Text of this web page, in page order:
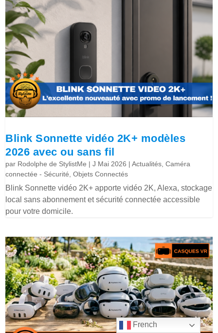
Blink Sonnette vidéo 2K+ modèles
2026 avec ou sans fil
par Rodolphe de StylistMe |J Mai 2026 |Actualités ,Caméra
connectée - Sécurité ,Objets Connectés
Blink Sonnette vidéo 2K+ apporte vidéo 2K, Alexa, stockage
local sans abonnement et sécurité connectée accessible
pour votre domicile.
French